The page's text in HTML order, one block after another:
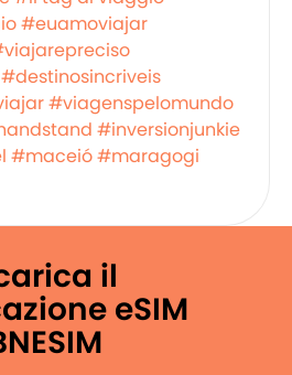
#euamoviajar
#destinosincriveis
#viagenspelomundo
#inversionjunkie
#maceió#maragogi
il
eSIM